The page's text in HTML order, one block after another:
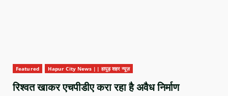
Featured Hapur City News || हापुड़ शहर न्यूज़
रिश्वत खाकर एचपीडीए करा रहा है अवैध निर्माण